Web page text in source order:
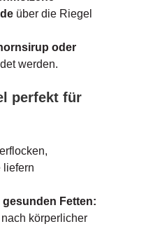
über die Riegel
oder
werden.
perfekt für
liefern
gesunden Fetten:
körperlicher